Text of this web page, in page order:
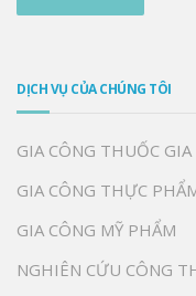
DỊCH VỤ CỦA CHÚNG TÔI
GIA CÔNG THUỐC GIA
GIA CÔNG THỰC
GIA CÔNG MỸ PHẨM
NGHIÊN CỨU CÔNG